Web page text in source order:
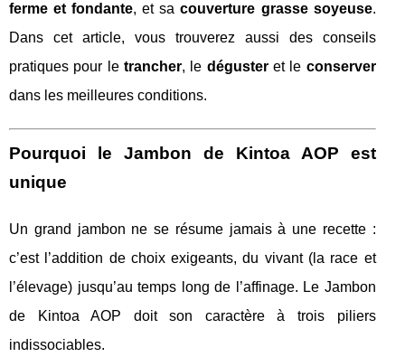
ferme et fondante, et sacouverture grasse soyeuse.
Dans cet article, vous trouverez aussi des conseils
pratiques pour le trancher, le dégusteret le conserver
dans les meilleures conditions.
Pourquoi le Jambon de Kintoa AOP est
unique
Un grand jambon ne se résume jamais à une recette :
c’est l’addition de choix exigeants, du vivant (la race et
l’élevage) jusqu’au temps long de l’affinage. Le Jambon
de Kintoa AOP doit son caractère à trois piliers
indissociables.